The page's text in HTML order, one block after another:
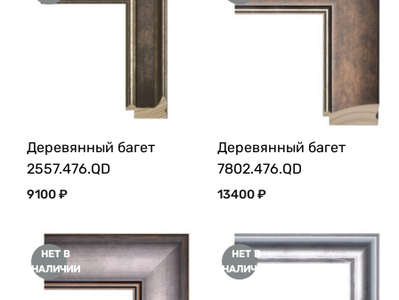
Деревянный багет
2557.476.QD
9100₽
Деревянный багет
7802.476.QD
13400₽
НЕТ В
НАЛИЧИИ
НЕТ В
НАЛИЧИИ